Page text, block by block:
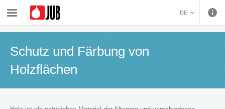
BOSANSKI (BOSNIAN)
DE
Schutz von Holz und Metallflächen
Schutz und Färbung von Holzflächen
Schutz und Färbung von
Holzflächen